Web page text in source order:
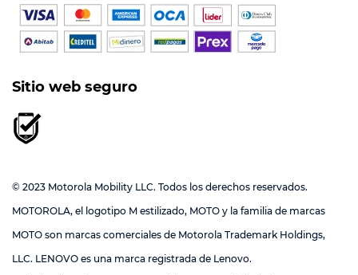
Sitio web seguro
© 2023 Motorola Mobility LLC. Todos los derechos reservados.
MOTOROLA, el logotipo M estilizado, MOTO y la familia de marcas
MOTO son marcas comerciales de Motorola Trademark Holdings,
LLC. LENOVO es una marca registrada de Lenovo.